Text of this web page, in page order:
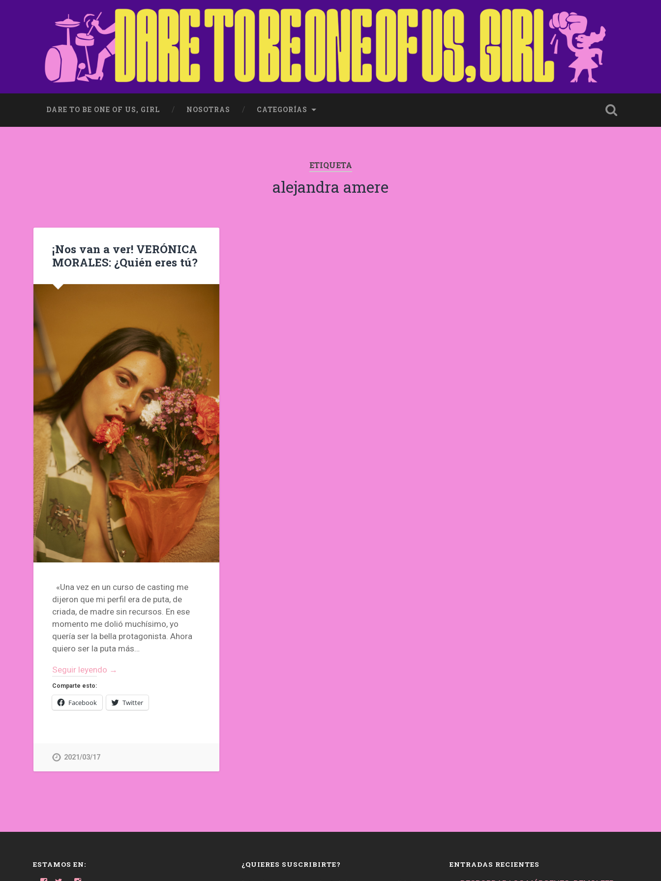
DARE TO BE ONE OF US, GIRL NOSOTRAS CATEGORÍAS
ETIQUETA
alejandra amere
¡Nos van a ver! VERÓNICA
MORALES: ¿Quién eres tú?
«Una vez en un curso de casting me
dijeron que mi perfil era de puta, de
criada, de madre sin recursos. En ese
momento me dolió muchísimo, yo
quería ser la bella protagonista. Ahora
quiero ser la puta más…
Seguir leyendo →
Comparte esto:
Facebook Twitter
2021/03/17
ESTAMOS EN: ¿QUIERES SUSCRIBIRTE? ENTRADAS RECIENTES